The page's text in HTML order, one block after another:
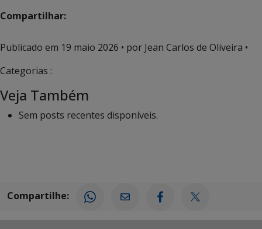
Compartilhar:
Publicado em 19 maio 2026 • por Jean Carlos de Oliveira •
Categorias :
Veja Também
Sem posts recentes disponíveis.
Compartilhe: